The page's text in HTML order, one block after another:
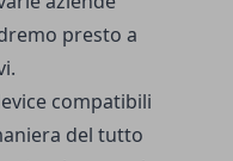
presto a
compatibili
del tutto